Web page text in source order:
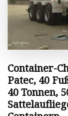
Container-
Patec, 40
40 Tonnen,